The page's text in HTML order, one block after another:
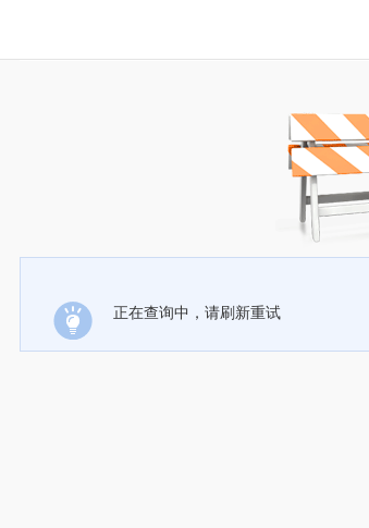
正在查询中，请刷新重试